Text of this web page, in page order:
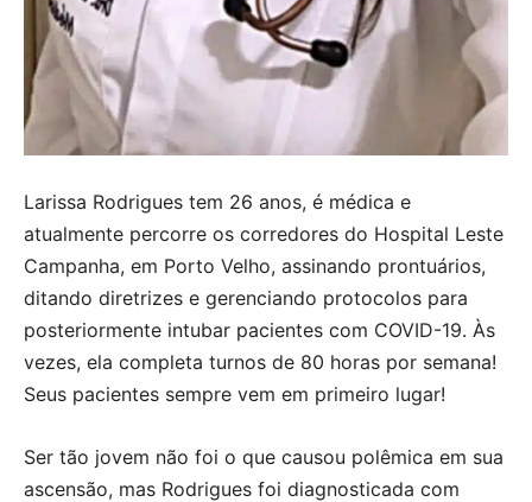
Larissa Rodrigues tem 26 anos, é médica e
atualmente percorre os corredores do Hospital Leste
Campanha, em Porto Velho, assinando prontuários,
ditando diretrizes e gerenciando protocolos para
posteriormente intubar pacientes com COVID-19. Às
vezes, ela completa turnos de 80 horas por semana!
Seus pacientes sempre vem em primeiro lugar!
Ser tão jovem não foi o que causou polêmica em sua
ascensão, mas Rodrigues foi diagnosticada com